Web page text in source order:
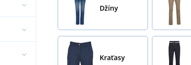
Džíny
Kraťasy